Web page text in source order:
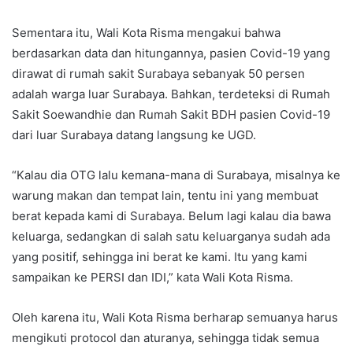
Sementara itu, Wali Kota Risma mengakui bahwa
berdasarkan data dan hitungannya, pasien Covid-19 yang
dirawat di rumah sakit Surabaya sebanyak 50 persen
adalah warga luar Surabaya. Bahkan, terdeteksi di Rumah
Sakit Soewandhie dan Rumah Sakit BDH pasien Covid-19
dari luar Surabaya datang langsung ke UGD.
“Kalau dia OTG lalu kemana-mana di Surabaya, misalnya ke
warung makan dan tempat lain, tentu ini yang membuat
berat kepada kami di Surabaya. Belum lagi kalau dia bawa
keluarga, sedangkan di salah satu keluarganya sudah ada
yang positif, sehingga ini berat ke kami. Itu yang kami
sampaikan ke PERSI dan IDI,” kata Wali Kota Risma.
Oleh karena itu, Wali Kota Risma berharap semuanya harus
mengikuti protocol dan aturanya, sehingga tidak semua